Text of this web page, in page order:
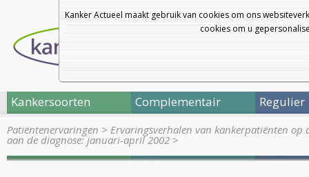
Kanker Actueel maakt gebruik van cookies om ons
cookies om u
Kankersoorten Complementair Regulier
Patiëntenervaringen > Ervaringsverhalen van kankerpatiënten op
aan de diagnose: januari-april 2002 >